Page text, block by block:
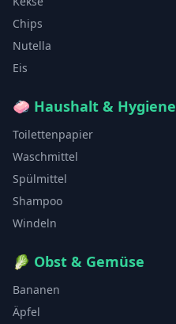
Chips
Nutella
Eis
🧼 Haushalt & Hygiene
Toilettenpapier
Waschmittel
Spülmittel
Shampoo
Windeln
🥬 Obst & Gemüse
Bananen
Äpfel